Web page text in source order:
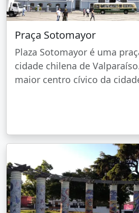
Praça Sotomayor
Plaza Sotomayor é uma
cidade chilena de
maior centro cívico da